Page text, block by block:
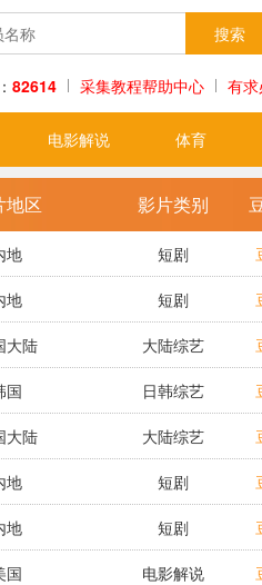
82614 采集教程帮助中心 有
电影解说 体育
地区 影片类别
地 短剧
地 短剧
大陆 大陆综艺
国 日韩综艺
大陆 大陆综艺
地 短剧
地 短剧
国 电影解说